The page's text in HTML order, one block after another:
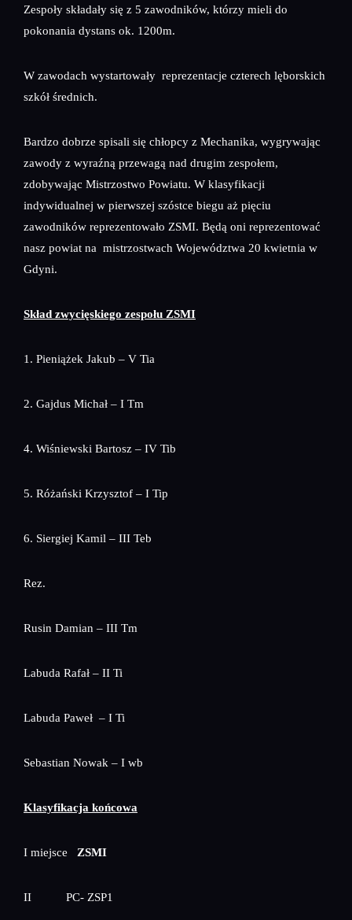
Zespoły składały się z 5 zawodników, którzy mieli do
pokonania dystans ok. 1200m.
W zawodach wystartowały reprezentacje czterech lęborskich
szkół średnich.
Bardzo dobrze spisali się chłopcy z Mechanika, wygrywając
zawody z wyraźną przewagą nad drugim zespołem,
zdobywając Mistrzostwo Powiatu. W klasyfikacji
indywidualnej w pierwszej szóstce biegu aż pięciu
zawodników reprezentowało ZSMI. Będą oni reprezentować
nasz powiat na mistrzostwach Województwa 20 kwietnia w
Gdyni.
Skład zwycięskiego zespołu ZSMI
1. Pieniążek Jakub – V Tia
2. Gajdus Michał – I Tm
4. Wiśniewski Bartosz – IV Tib
5. Różański Krzysztof – I Tip
6. Siergiej Kamil – III Teb
Rez.
Rusin Damian – III Tm
Labuda Rafał – II Ti
Labuda Paweł – I Ti
Sebastian Nowak – I wb
Klasyfikacja końcowa
I miejsce ZSMI
II PC- ZSP1